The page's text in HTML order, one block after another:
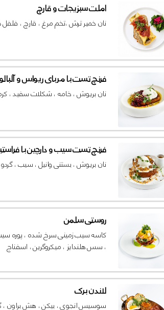
املت سبزیجات و قارچ
نان خمیر ترش ،تخم مرغ ، قارچ ، فلفل
فرنچ تست با مربای ریواس و
نان بریوش ، خامه ، شکلات سفید ،
فرنچ تست سیب و دارچین با
نان بریوش ، بستنی وانیل ، سیب ،
روستی سلمن
کاسه سیب زمینی سرخ شده ، پوره
، سس هلندایز ، میکروگرین ، اسفناج
لاندن برک
سوسیس انجوی ، بیکن ، هش براون ،